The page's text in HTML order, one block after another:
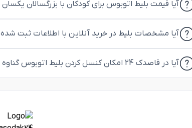
آیا قیمت بلیط اتوبوس برای کودکان با بزرگسالان
آیا مشخصات بلیط در خرید آنلاین با اطلاعات ثبت
آیا در قاصدک 24 امکان کنسل کردن بلیط اتوبوس گناوه به عسلویه وجود دارد؟